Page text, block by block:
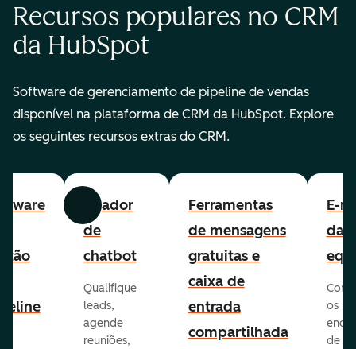
Recursos populares no CRM
da HubSpot
Software de gerenciamento de pipeline de vendas
disponível na plataforma de CRM da HubSpot. Explore
os seguintes recursos extras do CRM.
Anterior Avançar
Criador
de
chatbot
Qualifique
leads,
agende
reuniões,
Ferramentas
de mensagens
gratuitas e
caixa de
entrada
compartilhada
E-
da
os
de